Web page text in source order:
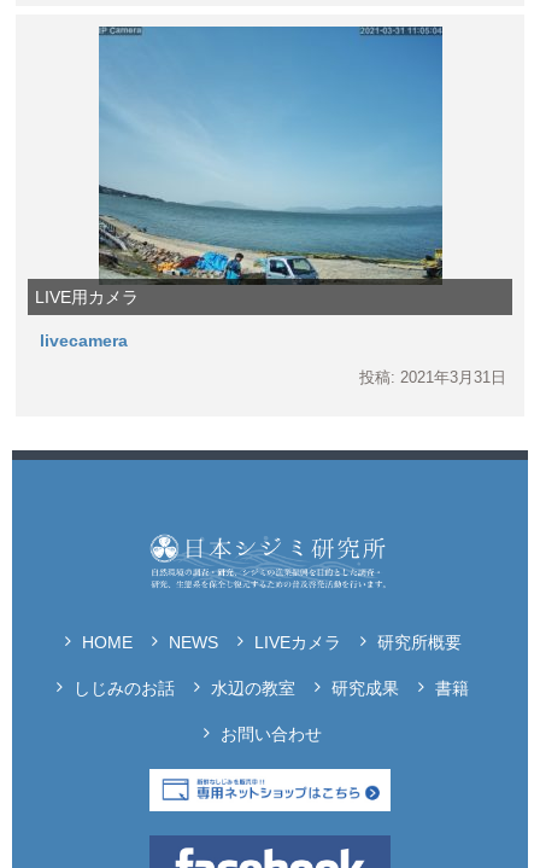
LIVE用カメラ
livecamera
投稿: 2021年3月31日
HOME NEWS LIVEカメラ 研究所概要
しじみのお話 水辺の教室 研究成果 書籍
お問い合わせ